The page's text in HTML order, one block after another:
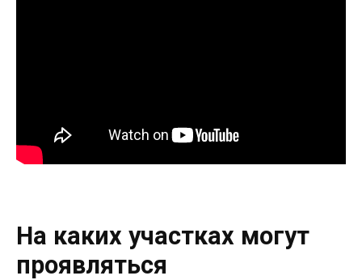
На каких участках могут
проявляться